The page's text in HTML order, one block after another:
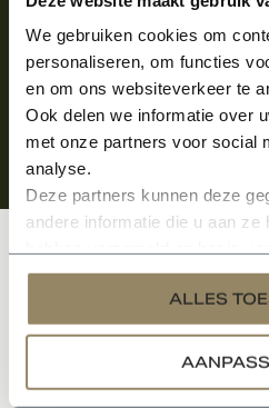
We gebruiken cookies om
personaliseren, om functies
en om ons websiteverkeer te
Ook delen we informatie over
met onze partners voor social
analyse.
Deze partners kunnen deze
andere informatie die u aan
services.
ALLES
Klantenservice